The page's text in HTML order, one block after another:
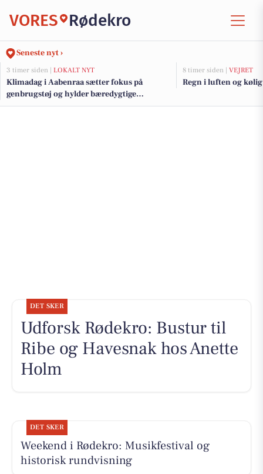
VORES Rødekro
Seneste nyt ›
3 timer siden | LOKALT NYT
Klimadag i Aabenraa sætter fokus på
genbrugstøj og hylder bæredygtige
initiativer med klimapris
8 timer siden | VEJRET
Regn i luften og
DET SKER
Udforsk Rødekro: Bustur til
Ribe og Havesnak hos Anette
Holm
DET SKER
Weekend i Rødekro: Musikfestival og
historisk rundvisning